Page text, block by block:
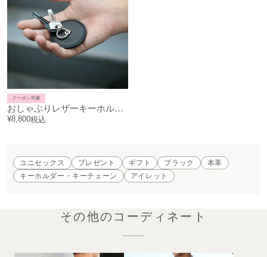
おしゃぶりレザーキーホルダー・キーチェーン-LaVish-
クーポン対象
¥8,800税込
ユニセックス プレゼント ギフト ブラック
本革
キーホルダー・キーチェーン
アイレット
その他のコーディネート